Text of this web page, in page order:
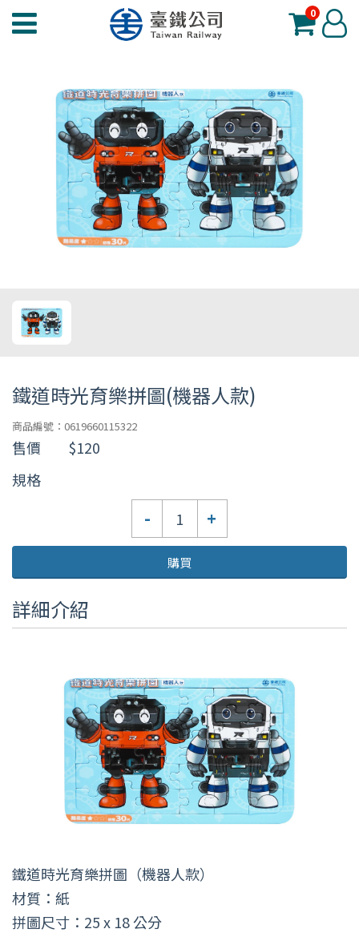
臺
0 登
入
鐵道時光育樂拼圖(機器人款)
商品編號：0619660115322
售價
$120
規格
- +
購買
詳細介紹
鐵道時光育樂拼圖（機器人款）
材質：紙
拼圖尺寸：25 x 18 公分